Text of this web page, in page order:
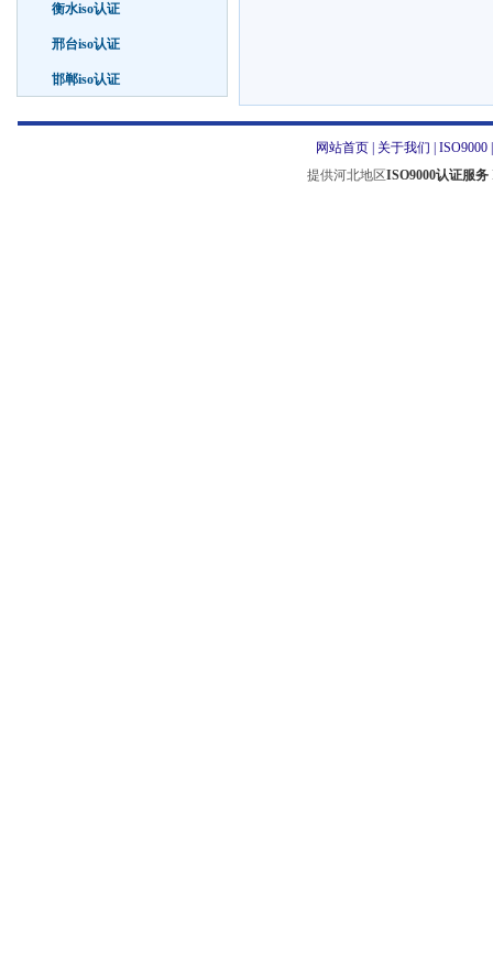
衡水iso认证
邢台iso认证
邯郸iso认证
网站首页| 关于我们 ISO9000
提供河北地区ISO9000认证服务